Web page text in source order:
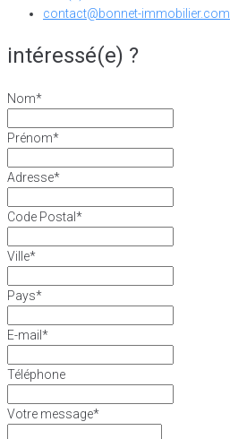
contact@bonnet-immobilier.com
intéressé(e) ?
Nom*
Prénom*
Adresse*
Code Postal *
Ville*
Pays*
E-mail *
Téléphone
Votre message*